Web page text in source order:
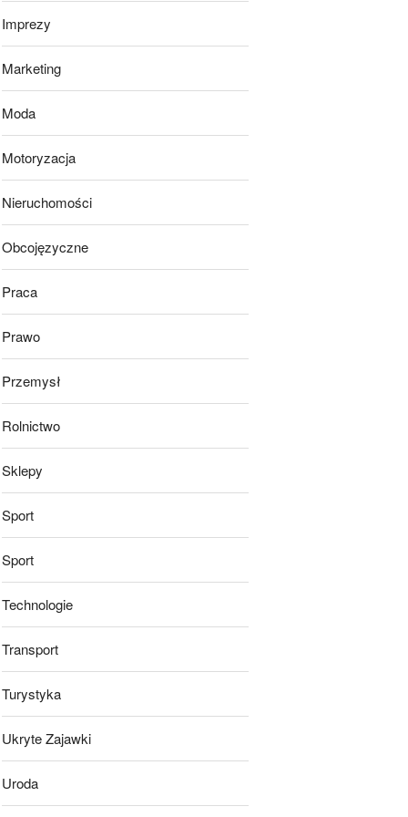
Imprezy
Marketing
Moda
Motoryzacja
Nieruchomości
Obcojęzyczne
Praca
Prawo
Przemysł
Rolnictwo
Sklepy
Sport
Sport
Technologie
Transport
Turystyka
Ukryte Zajawki
Uroda